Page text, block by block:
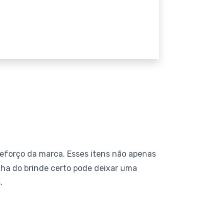
da marca. Esses itens não apenas
do brinde certo pode deixar uma